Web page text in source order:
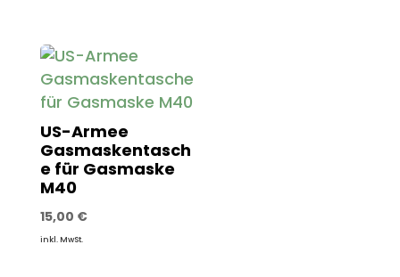
US-Armee
Gasmaskentasch
e für Gasmaske
M40
15,00 €
inkl. MwSt.